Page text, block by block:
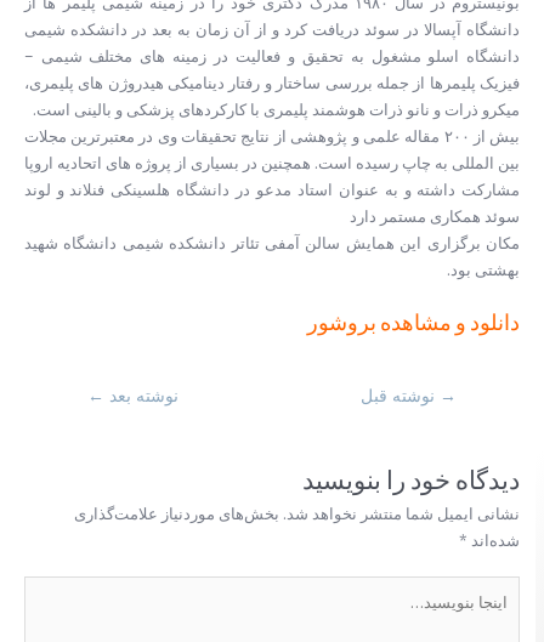
دانشگاه آپسالا در سوئد دریافت کرد و از آن زمان به بعد در دانشکده شیمی
دانشگاه اسلو مشغول به تحقیق و فعالیت در زمینه های مختلف شیمی –
فیزیک پلیمرها از جمله بررسی ساختار و رفتار دینامیکی هیدروژن های پلیمری،
میکرو ذرات و نانو ذرات هوشمند پلیمری با کارکردهای پزشکی و بالینی است.
بیش از ۲۰۰ مقاله علمی و پژوهشی از نتایج تحقیقات وی در معتبرترین مجلات
بین المللی به چاپ رسیده است. همچنین در بسیاری از پروژه های اتحادیه اروپا
مشارکت داشته و به عنوان استاد مدعو در دانشگاه هلسینکی فنلاند و لوند
سوئد همکاری مستمر دارد
مکان برگزاری این همایش سالن آمفی تئاتر دانشکده شیمی دانشگاه شهید
بهشتی بود.
دانلود و مشاهده بروشور
→ نوشته قبل نوشته بعد ←
دیدگاه‌ خود را بنویسید
نشانی ایمیل شما منتشر نخواهد شد. بخش‌های موردنیاز علامت‌گذاری
شده‌اند *
بنویسید…